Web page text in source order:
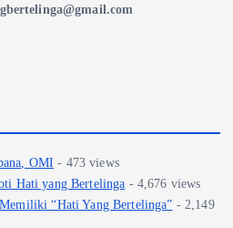
OMI - 473 views
Hati yang Bertelinga - 4,676 views
“Hati Yang Bertelinga” - 2,149